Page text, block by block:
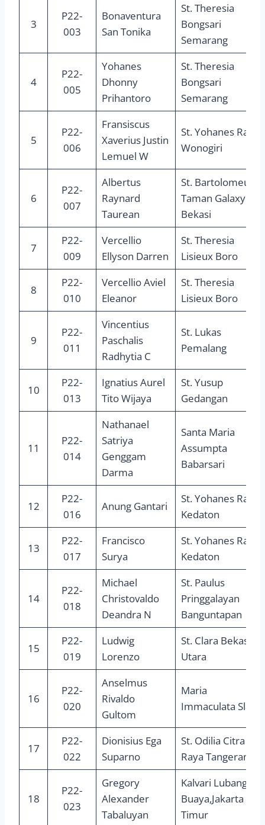
3
P22-
003
Bonaventura
San Tonika
St. Theresia
Bongsari
Semarang
4
P22-
005
Yohanes
Dhonny
Prihantoro
St. Theresia
Bongsari
Semarang
5
P22-
006
Fransiscus
Xaverius Justin
Lemuel W
St. Yohanes Rasul
Wonogiri
6
P22-
007
Albertus
Raynard
Taurean
St. Bartolomeus
Taman Galaxy
Bekasi
7
P22-
009
Vercellio
Ellyson Darren
St. Theresia
Lisieux Boro
8
P22-
010
Vercellio Aviel
Eleanor
St. Theresia
Lisieux Boro
9
P22-
011
Vincentius
Paschalis
Radhytia C
St. Lukas
Pemalang
10
P22-
013
Ignatius Aurel
Tito Wijaya
St. Yusup
Gedangan
11
P22-
014
Nathanael
Satriya
Genggam
Darma
Santa Maria
Assumpta
Babarsari
12
P22-
016
Anung Gantari
St. Yohanes Rasul
Kedaton
13
P22-
017
Francisco
Surya
St. Yohanes Rasul
Kedaton
14
P22-
018
Michael
Christovaldo
Deandra N
St. Paulus
Pringgalayan
Banguntapan
15
P22-
019
Ludwig
Lorenzo
St. Clara Bekasi
Utara
16
P22-
020
Anselmus
Rivaldo
Gultom
Maria
Immaculata Slawi
17
P22-
022
Dionisius Ega
Suparno
St. Odilia Citra
Raya Tangerang
18
P22-
023
Gregory
Alexander
Tabaluyan
Kalvari Lubang
Buaya,Jakarta
Timur